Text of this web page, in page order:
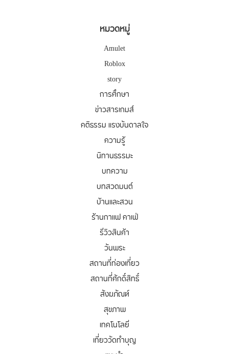
หมวดหมู่
Amulet
Roblox
story
การศึกษา
ข่าวสารเกมส์
คติธรรม แรงบันดาลใจ
ความรู้
นิทานธรรมะ
บทความ
บทสวดมนต์
บ้านและสวน
ร้านกาแฟ คาเฟ่
รีวิวสินค้า
วันพระ
สถานที่ท่องเที่ยว
สถานที่ศักดิ์สิทธิ์
สังฆภัณฑ์
สุขภาพ
เทคโนโลยี
เที่ยววัดทำบุญ